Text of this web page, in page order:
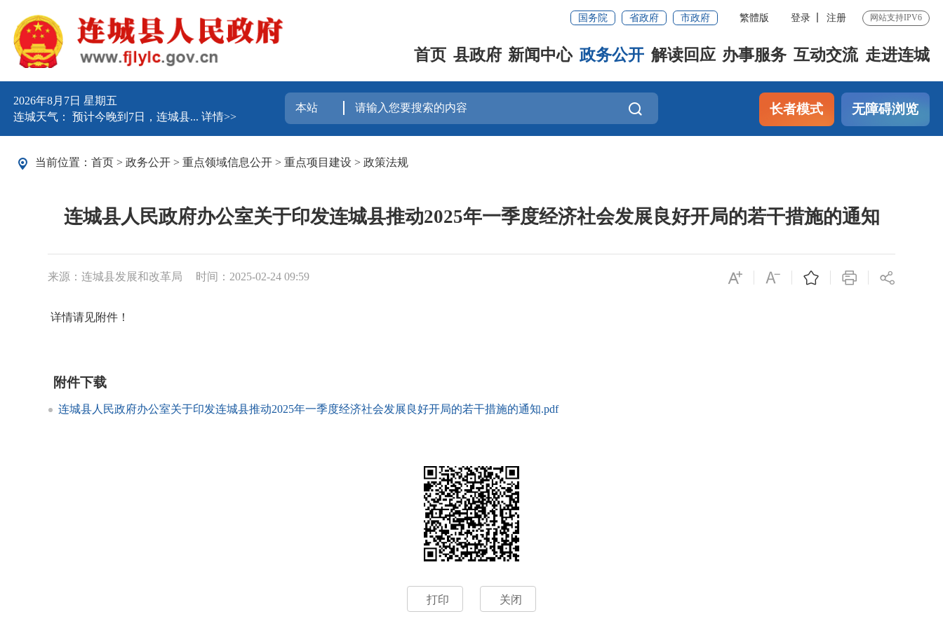
国务院 省政府 市政府 繁體版 登录 注册 网站支持IPV6
首页 县政府 新闻中心 政务公开 解读回应 办事服务 互动交流 走进连城
2026年8月7日 星期五
连城天气： 预计今晚到7日，连城县...详情>>
长者模式 无障碍浏览
当前位置： 首页 > 政务公开 > 重点领域信息公开 > 重点项目建设 > 政策法规
连城县人民政府办公室关于印发连城县推动2025年一季度经济社会发展良好开局的若干措施的通知
来源：连城县发展和改革局 时间：2025-02-24 09:59
详情请见附件！
附件下载
连城县人民政府办公室关于印发连城县推动2025年一季度经济社会发展良好开局的若干措施的通知.pdf
打印 关闭